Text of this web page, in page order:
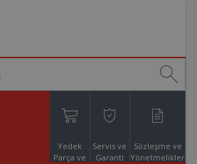
Yedek
Parça ve
Servis ve
Garanti
Sözleşme ve
Yönetmelikler